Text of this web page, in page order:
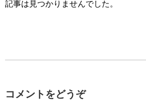
記事は見つかりませんでした。
コメントをどうぞ